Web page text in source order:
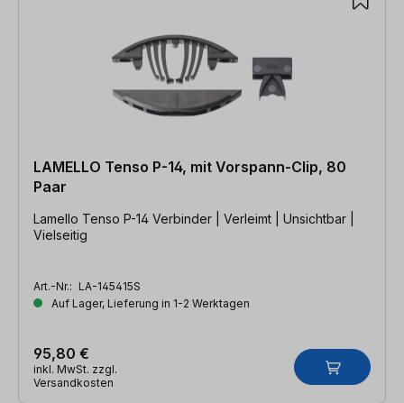
LAMELLO Tenso P-14, mit Vorspann-Clip, 80
Paar
Lamello Tenso P-14 Verbinder | Verleimt | Unsichtbar |
Vielseitig
Art.-Nr.: LA-145415S
Auf Lager, Lieferung in 1-2 Werktagen
95,80 €
inkl. MwSt. zzgl.
Versandkosten